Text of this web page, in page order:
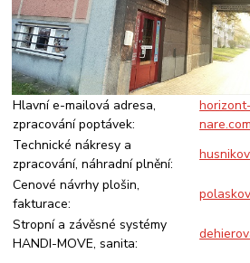
Hlavní e-mailová adresa,
zpracování poptávek:
nare.com
Technické nákresy a
zpracování, náhradní plnění:
Cenové návrhy plošin,
fakturace:
Stropní a závěsné systémy
HANDI-MOVE, sanita: